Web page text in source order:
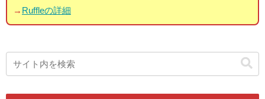
→ Ruffleの詳細